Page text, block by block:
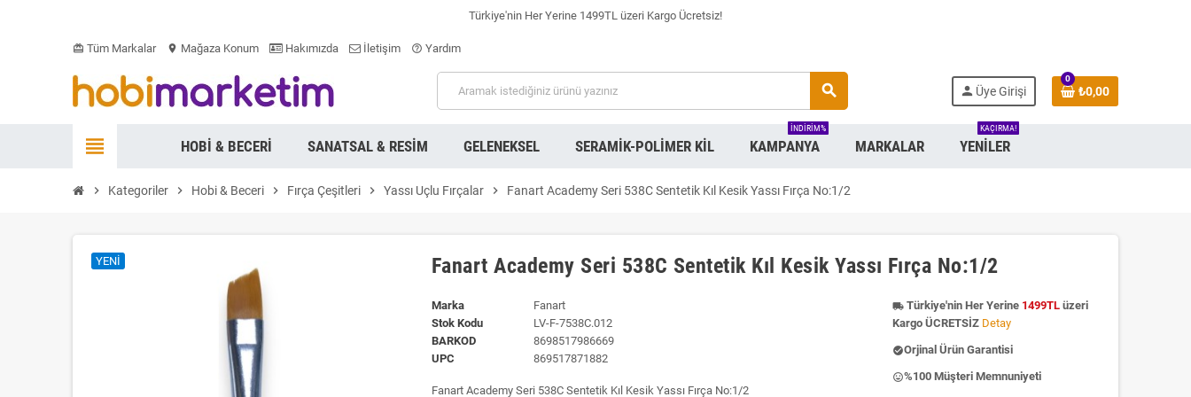
Türkiye'nin Her Yerine 1499TL üzeri Kargo Ücretsiz!
card_giftcard Tüm Markalar location_on Mağaza Konum Hakımızda İletişim help_outline Yardım
search person Üye Girişi
0
₺0,00
view_headline HOBI & BECERI SANATSAL & RESIM GELENEKSEL SERAMIK-POLIMER KIL KAMPANYA
INDIRIM%
MARKALAR YENILER
KAÇIRMA!
chevron_right Kategoriler chevron_right Hobi & Beceri chevron_right Fırça Çeşitleri chevron_right Yassı Uçlu Fırçalar chevron_right Fanart Academy Seri 538C Sentetik Kıl Kesik Yassı Fırça No:1/2
YENI Fanart Academy Seri 538C Sentetik Kıl Kesik Yassı Fırça No:1/2
Marka
Fanart
Stok Kodu
LV-F-7538C.012
BARKOD
8698517986669
UPC
869517871882
Fanart Academy Seri 538C Sentetik Kıl Kesik Yassı Fırça No:1/2
local_shipping Türkiye'nin Her Yerine 1499TLüzeri
Kargo ÜCRETSİZ Detay
check_circleOrjinal Ürün Garantisi
insert_emoticon%100 Müşteri Memnuniyeti